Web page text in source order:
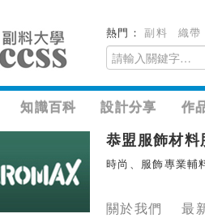
熱門：副料 織帶
知識百科 設計分享 作
恭盟服飾材料
時尚、服飾專業輔
關於我們 最